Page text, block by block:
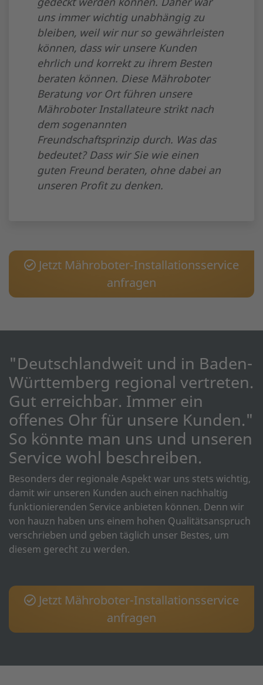
uns immer wichtig unabhängig zu
bleiben, weil wir nur so gewährleisten
können, dass wir unsere Kunden
ehrlich und korrekt zu ihrem Besten
beraten können. Diese Mähroboter
Beratung vor Ort führen unsere
Mähroboter Installateure strikt nach
dem sogenannten
Freundschaftsprinzip durch. Was das
bedeutet? Dass wir Sie wie einen
guten Freund beraten, ohne dabei an
unseren Profit zu denken.
Jetzt Mähroboter-Installationsservice
anfragen
"Deutschlandweit und in Baden-
Württemberg regional vertreten.
Gut erreichbar. Immer ein
offenes Ohr für unsere Kunden."
So könnte man uns und unseren
Service wohl beschreiben.
Besonders der regionale Aspekt war uns stets wichtig,
damit wir unseren Kunden auch einen nachhaltig
funktionierenden Service anbieten können. Denn wir
von hauzn haben uns einem hohen Qualitätsanspruch
verschrieben und geben täglich unser Bestes, um
diesem gerecht zu werden.
Jetzt Mähroboter-Installationsservice
anfragen